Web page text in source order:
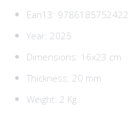
Ean13: 9786185752422
Year: 2025
Dimensions: 16x23 cm
Thickness: 20 mm
Weight: 2 Kg